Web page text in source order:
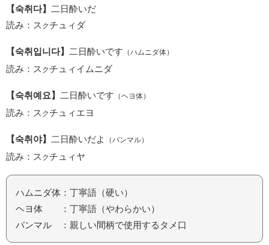
【숙취다】
二日酔いだ
読み：ス クチュィダ
【숙취입니다】 二日酔いです （ハムニダ体）
読み：ス クチュィイムニダ
【숙취예요】 二日酔いです （ヘヨ体）
読み：ス クチュィエヨ
【숙취야】 二日酔いだよ （パンマル）
読み：ス クチュィヤ
ハムニダ体：丁寧語（硬い）
ヘヨ体 ：丁寧語（やわらかい）
パンマル ：親しい間柄で使用するタメ口